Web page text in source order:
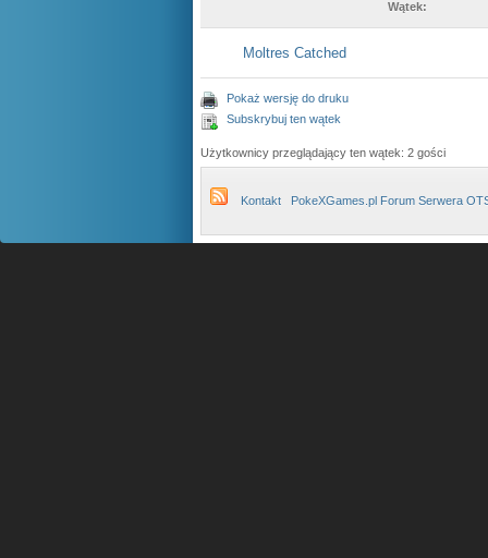
Wątek:
Moltres Catched
Pokaż wersję do druku
Subskrybuj ten wątek
Użytkownicy przeglądający ten wątek: 2 gości
Kontakt PokeXGames.pl Forum Serwera